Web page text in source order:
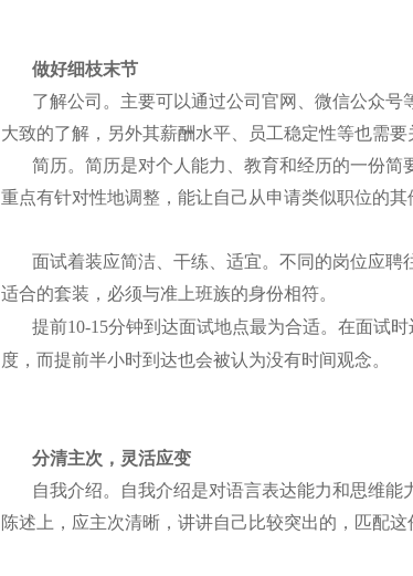
做好细枝末节
了解公司。主要可以通过公司官网、微信公众
大致的了解，另外其薪酬水平、员工稳定性等也需要
简历。简历是对个人能力、教育和经历的一份
重点有针对性地调整，能让自己从申请类似职位的其
面试着装应简洁、干练、适宜。不同的岗位应
适合的套装，必须与准上班族的身份相符。
提前10-15分钟到达面试地点最为合适。在面试
度，而提前半小时到达也会被认为没有时间观念。
分清主次，灵活应变
自我介绍。自我介绍是对语言表达能力和思维
陈述上，应主次清晰，讲讲自己比较突出的，匹配